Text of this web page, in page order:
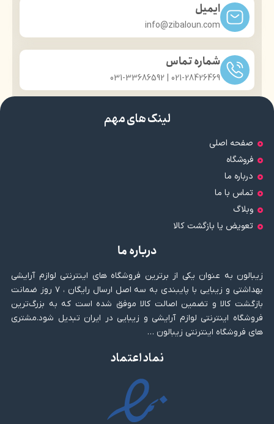
ایمیل
info@zibaloun.com
شماره تماس
021-28426469 | 031-33686592
لینک های مهم
صفحه اصلی
فروشگاه
درباره ما
تماس با ما
وبلاگ
تعویض یا بازگشت کالا
درباره ما
زیبالون به عنوان یکی از برترین فروشگاه های اینترنتی لوازم آرایشی
بهداشتی و زیبایی با پایبندی به سه اصل ارسال رایگان ، ۷ روز ضمانت
بازگشت کالا و تضمین اصالت کالا موفق شده است که به بزرگ‌ترین
فروشگاه اینترنتی لوازم آرایشی و زیبایی در ایران تبدیل شود.مشتری
های فروشگاه اینترنتی زیبالون …
نماد اعتماد